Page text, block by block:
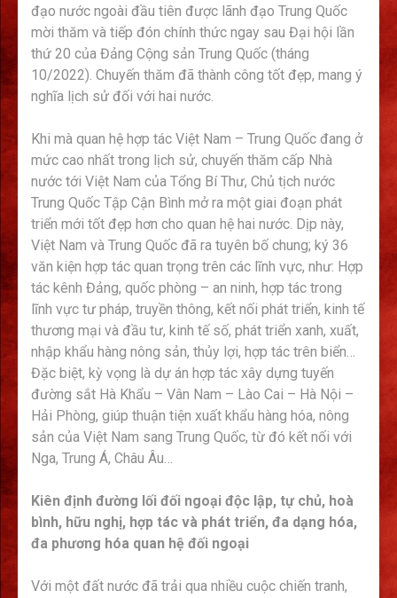
đạo nước ngoài đầu tiên được lãnh đạo Trung Quốc
mời thăm và tiếp đón chính thức ngay sau Đại hội lần
thứ 20 của Đảng Cộng sản Trung Quốc (tháng
10/2022). Chuyến thăm đã thành công tốt đẹp, mang ý
nghĩa lịch sử đối với hai nước.
Khi mà quan hệ hợp tác Việt Nam – Trung Quốc đang ở
mức cao nhất trong lịch sử, chuyến thăm cấp Nhà
nước tới Việt Nam của Tổng Bí Thư, Chủ tịch nước
Trung Quốc Tập Cận Bình mở ra một giai đoạn phát
triển mới tốt đẹp hơn cho quan hệ hai nước. Dịp này,
Việt Nam và Trung Quốc đã ra tuyên bố chung; ký 36
văn kiện hợp tác quan trọng trên các lĩnh vực, như: Hợp
tác kênh Đảng, quốc phòng – an ninh, hợp tác trong
lĩnh vực tư pháp, truyền thông, kết nối phát triển, kinh tế
thương mại và đầu tư, kinh tế số, phát triển xanh, xuất,
nhập khẩu hàng nông sản, thủy lợi, hợp tác trên biển…
Đặc biệt, kỳ vọng là dự án hợp tác xây dựng tuyến
đường sắt Hà Khẩu – Vân Nam – Lào Cai – Hà Nội –
Hải Phòng, giúp thuận tiện xuất khẩu hàng hóa, nông
sản của Việt Nam sang Trung Quốc, từ đó kết nối với
Nga, Trung Á, Châu Âu…
Kiên định đường lối đối ngoại độc lập, tự chủ, hoà
bình, hữu nghị, hợp tác và phát triển, đa dạng hóa,
đa phương hóa quan hệ đối ngoại
Với một đất nước đã trải qua nhiều cuộc chiến tranh,